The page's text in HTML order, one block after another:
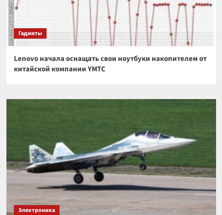
Гаджеты
Lenovo начала оснащать свои ноутбуки накопителем от
китайской компании YMTC
Электроника